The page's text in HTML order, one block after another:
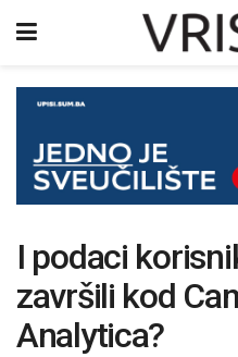
I podaci
završili kod
Analytica?